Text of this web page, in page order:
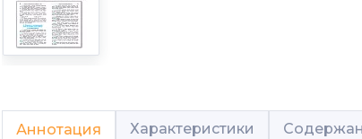
Аннотация Характеристики